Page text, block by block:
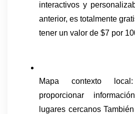
interactivos y
anterior, es totalmente
tener un valor de $7 por
Mapa contexto
proporcionar
lugares cercanos